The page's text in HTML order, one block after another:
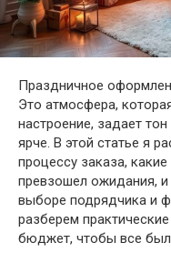
Праздничное
Это атмосфера,
настроение, задает
ярче. В этой статье я
процессу заказа,
превзошел ожидания, и
выборе подрядчика и
разберем
бюджет, чтобы все